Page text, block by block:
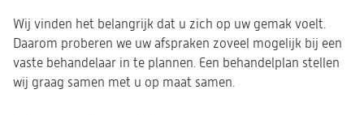
Wij vinden het belangrijk dat u zich op uw gemak voelt.
Daarom proberen we uw afspraken zoveel mogelijk bij een
vaste behandelaar in te plannen. Een behandelplan stellen
wij graag samen met u op maat samen.